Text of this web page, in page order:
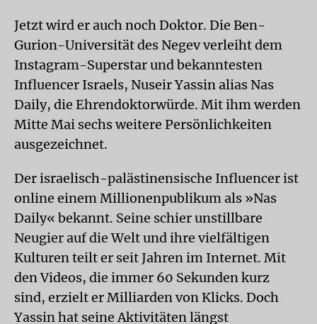
Jetzt wird er auch noch Doktor. Die Ben-
Gurion-Universität des Negev verleiht dem
Instagram-Superstar und bekanntesten
Influencer Israels, Nuseir Yassin alias Nas
Daily, die Ehrendoktorwürde. Mit ihm werden
Mitte Mai sechs weitere Persönlichkeiten
ausgezeichnet.
Der israelisch-palästinensische Influencer ist
online einem Millionenpublikum als »Nas
Daily« bekannt. Seine schier unstillbare
Neugier auf die Welt und ihre vielfältigen
Kulturen teilt er seit Jahren im Internet. Mit
den Videos, die immer 60 Sekunden kurz
sind, erzielt er Milliarden von Klicks. Doch
Yassin hat seine Aktivitäten längst